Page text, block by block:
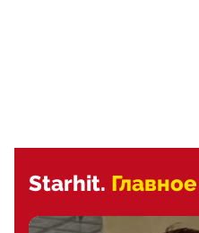
Starhit. Главное